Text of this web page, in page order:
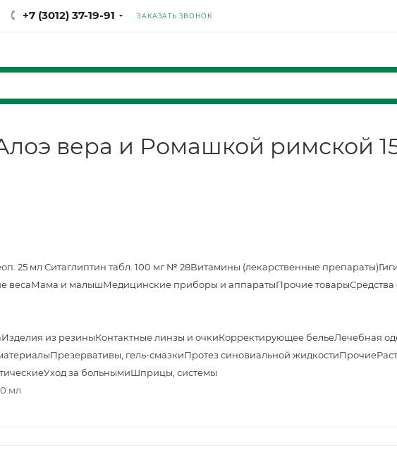
+7 (3012) 37-19-91 ЗАКАЗАТЬ ЗВОНОК
вера и Ромашкой римской
25 мл Ситаглиптин табл. 100 мг № 28Витамины (лекарственные препараты)
весаМама и малышМедицинские приборы и аппаратыПрочие товарыСредства
Изделия из резиныКонтактные линзы и очкиКорректирующее бельеЛечебная
Презервативы, гель-смазкиПротез синовиальной жидкостиПрочие
Уход за больнымиШприцы, системы
мл